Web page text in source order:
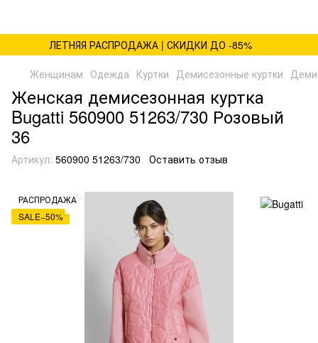
ЛЕТНЯЯ РАСПРОДАЖА | СКИДКИ ДО -85%
Женщинам Одежда Куртки Демисезонные куртки
Женская демисезонная куртка
Bugatti 560900 51263/730 Розовый
36
Артикул: 560900 51263/730 Оставить отзыв
РАСПРОДАЖА
SALE−50%